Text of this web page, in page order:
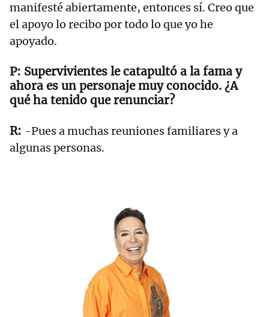
manifesté abiertamente, entonces sí. Creo que
el apoyo lo recibo por todo lo que yo he
apoyado.
Supervivientes le catapultó a la fama y
ahora es un personaje muy conocido. ¿A
qué ha tenido que renunciar?
-Pues a muchas reuniones familiares y a
algunas personas.